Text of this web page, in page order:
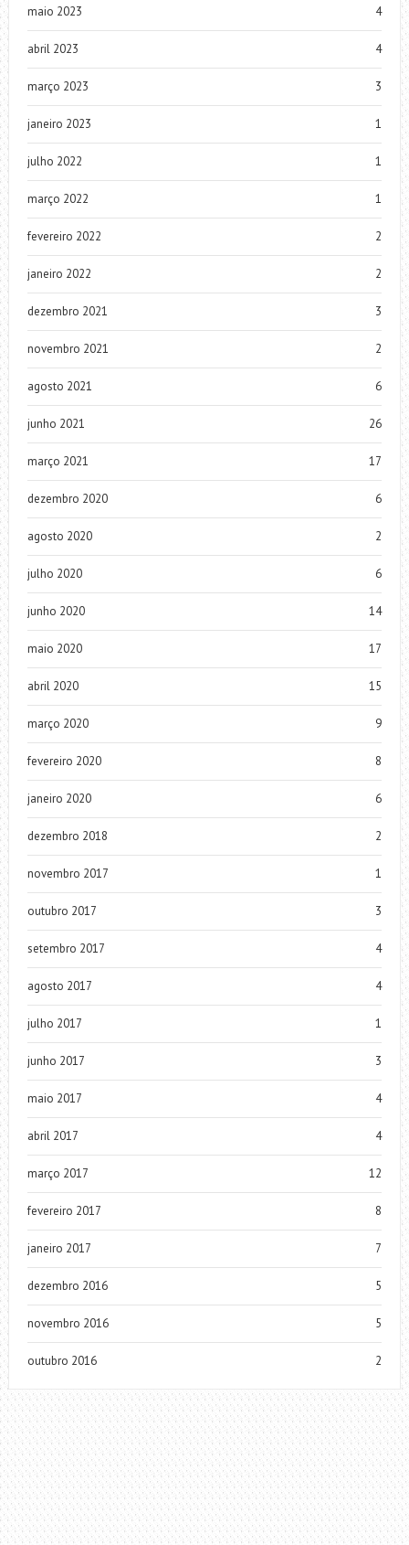
maio 2023 4
abril 2023 4
março 2023 3
janeiro 2023 1
julho 2022 1
março 2022 1
fevereiro 2022 2
janeiro 2022 2
dezembro 2021 3
novembro 2021 2
agosto 2021 6
junho 2021 26
março 2021 17
dezembro 2020 6
agosto 2020 2
julho 2020 6
junho 2020 14
maio 2020 17
abril 2020 15
março 2020 9
fevereiro 2020 8
janeiro 2020 6
dezembro 2018 2
novembro 2017 1
outubro 2017 3
setembro 2017 4
agosto 2017 4
julho 2017 1
junho 2017 3
maio 2017 4
abril 2017 4
março 2017 12
fevereiro 2017 8
janeiro 2017 7
dezembro 2016 5
novembro 2016 5
outubro 2016 2